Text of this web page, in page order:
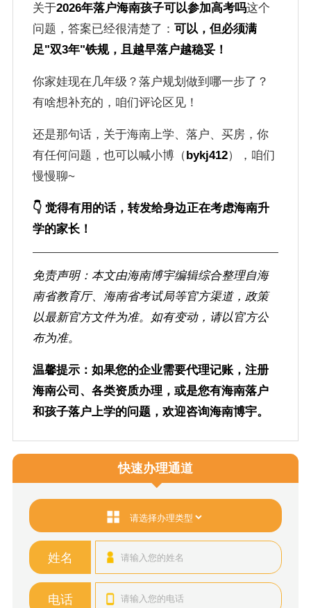
关于2026年落户海南孩子可以参加高考吗这个
问题，答案已经很清楚了： 可以，但必须满
足"双3年"铁规，且越早落户越稳妥！
你家娃现在几年级？落户规划做到哪一步了？
有啥想补充的，咱们评论区见！
还是那句话，关于海南上学、落户、买房，你
有任何问题，也可以喊小博（bykj412），咱们
慢慢聊~
👇 觉得有用的话，转发给身边正在考虑海南升
学的家长！
免责声明：本文由海南博宇编辑综合整理自海
南省教育厅、海南省考试局等官方渠道，政策
以最新官方文件为准。如有变动，请以官方公
布为准。
温馨提示：如果您的企业需要代理记账，注册
海南公司、各类资质办理，或是您有海南落户
和孩子落户上学的问题，欢迎咨询海南博宇。
快速办理通道
姓名
电话